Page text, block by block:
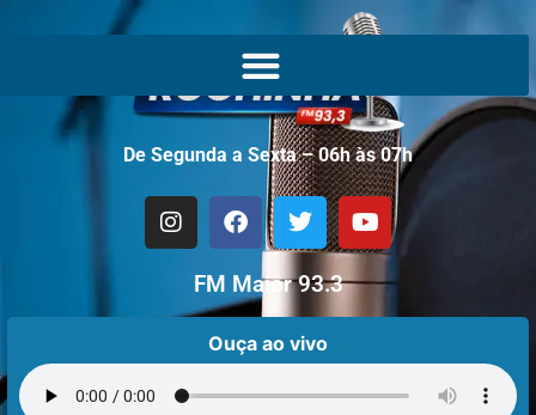
De Segunda a Sexta – 06h às 07h
FM Maior 93.3
Ouça ao vivo